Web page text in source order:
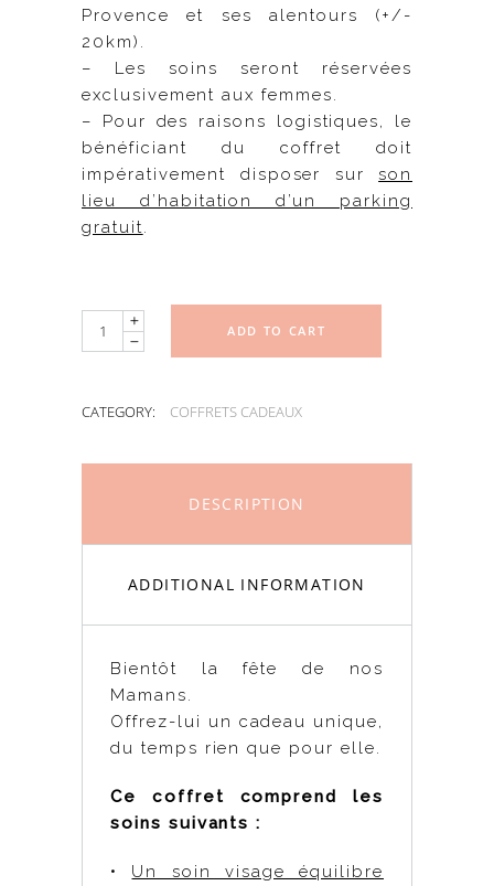
Provence et ses alentours (+/-
20km).
– Les soins seront réservées
exclusivement aux femmes.
– Pour des raisons logistiques, le
bénéficiant du coffret doit
impérativement disposer surson
lieu d’habitation d’un parking
gratuit.
Quantity ADD TO CART
CATEGORY: COFFRETS CADEAUX
DESCRIPTION
ADDITIONAL INFORMATION
Bientôt la fête de nos
Mamans.
Offrez-lui un cadeau unique,
du temps rien que pour elle.
Ce coffret comprend les
soins suivants :
• Un soin visage équilibre